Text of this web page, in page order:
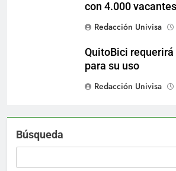
con 4.000 vacantes
Redacción Univisa
QuitoBici requerirá
para su uso
Redacción Univisa
Búsqueda